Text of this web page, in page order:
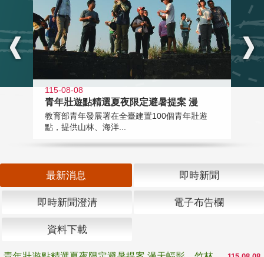
115-08-08
青年壯遊點精選夏夜限定避暑提案 漫
教育部青年發展署在全臺建置100個青年壯遊
點，提供山林、海洋...
最新消息 即時新聞
即時新聞澄清 電子布告欄
資料下載